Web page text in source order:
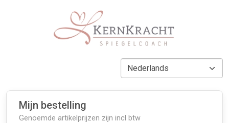
Mijn bestelling
Genoemde artikelprijzen zijn incl btw